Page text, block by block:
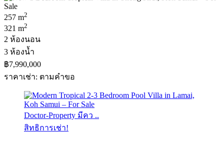
257 m2
321 m2
2 ห้องนอน
3 ห้องน้ำ
฿7,990,000
ราคาเช่า: ตามคําขอ
Doctor-Property มีคว ..
สิทธิการเช่า!